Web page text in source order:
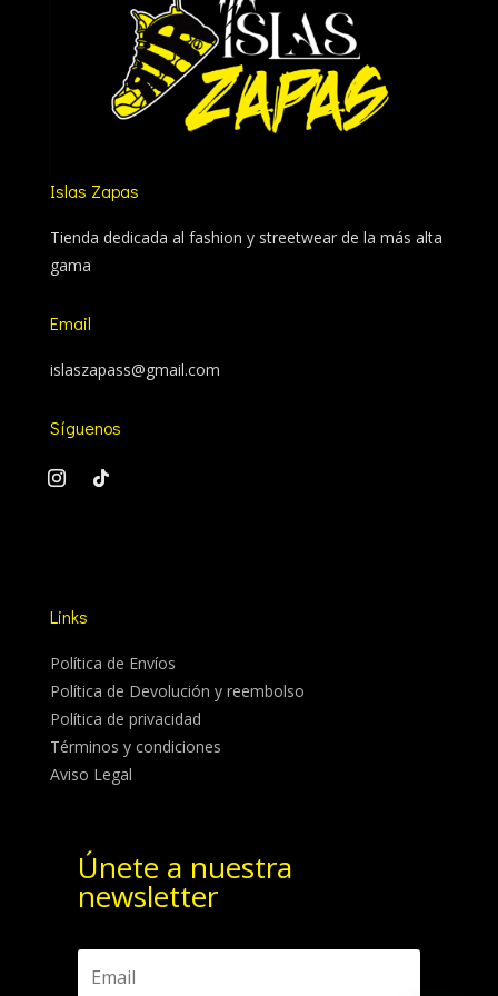
Islas Zapas
Tienda dedicada al fashion y streetwear de la más alta
gama
Email
islaszapass@gmail.com
Síguenos
Links
Política de Envíos
Política de Devolución y reembolso
Política de privacidad
Términos y condiciones
Aviso Legal
Únete a nuestra
newsletter